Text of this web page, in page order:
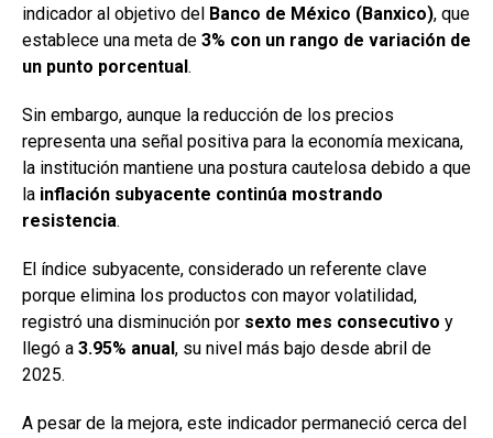
indicador al objetivo del Banco de México (Banxico), que
establece una meta de 3% con un rango de variación de
un punto porcentual .
Sin embargo, aunque la reducción de los precios
representa una señal positiva para la economía mexicana,
la institución mantiene una postura cautelosa debido a que
la inflación subyacente continúa mostrando
resistencia.
El índice subyacente, considerado un referente clave
porque elimina los productos con mayor volatilidad,
registró una disminución por sexto mes consecutivo y
llegó a 3.95% anual , su nivel más bajo desde abril de
2025.
A pesar de la mejora, este indicador permaneció cerca del